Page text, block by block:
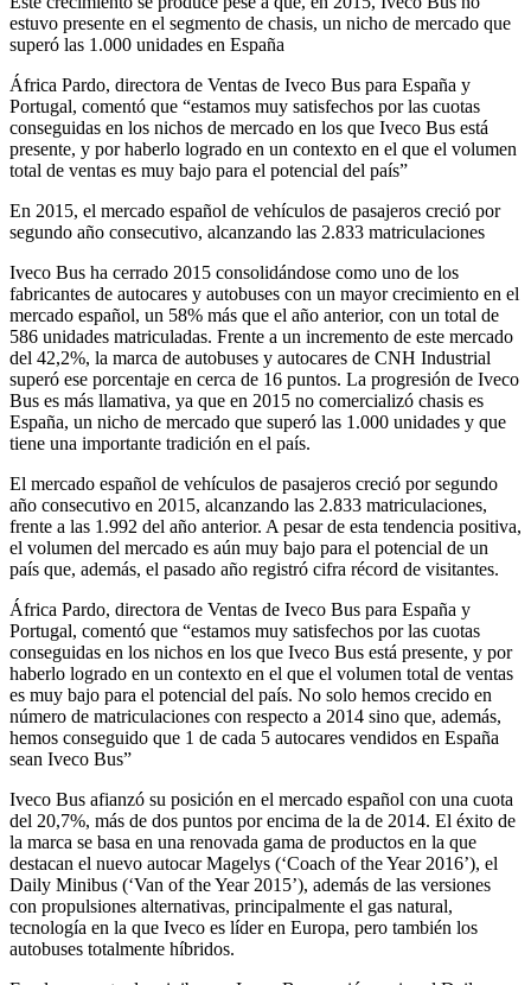
estuvo presente en el segmento de chasis, un nicho de mercado que
superó las 1.000 unidades en España
África Pardo, directora de Ventas de Iveco Bus para España y
Portugal, comentó que “estamos muy satisfechos por las cuotas
conseguidas en los nichos de mercado en los que Iveco Bus está
presente, y por haberlo logrado en un contexto en el que el volumen
total de ventas es muy bajo para el potencial del país”
En 2015, el mercado español de vehículos de pasajeros creció por
segundo año consecutivo, alcanzando las 2.833 matriculaciones
Iveco Bus ha cerrado 2015 consolidándose como uno de los
fabricantes de autocares y autobuses con un mayor crecimiento en el
mercado español, un 58% más que el año anterior, con un total de
586 unidades matriculadas. Frente a un incremento de este mercado
del 42,2%, la marca de autobuses y autocares de CNH Industrial
superó ese porcentaje en cerca de 16 puntos. La progresión de Iveco
Bus es más llamativa, ya que en 2015 no comercializó chasis es
España, un nicho de mercado que superó las 1.000 unidades y que
tiene una importante tradición en el país.
El mercado español de vehículos de pasajeros creció por segundo
año consecutivo en 2015, alcanzando las 2.833 matriculaciones,
frente a las 1.992 del año anterior. A pesar de esta tendencia positiva,
el volumen del mercado es aún muy bajo para el potencial de un
país que, además, el pasado año registró cifra récord de visitantes.
África Pardo, directora de Ventas de Iveco Bus para España y
Portugal, comentó que “estamos muy satisfechos por las cuotas
conseguidas en los nichos en los que Iveco Bus está presente, y por
haberlo logrado en un contexto en el que el volumen total de ventas
es muy bajo para el potencial del país. No solo hemos crecido en
número de matriculaciones con respecto a 2014 sino que, además,
hemos conseguido que 1 de cada 5 autocares vendidos en España
sean Iveco Bus”
Iveco Bus afianzó su posición en el mercado español con una cuota
del 20,7%, más de dos puntos por encima de la de 2014. El éxito de
la marca se basa en una renovada gama de productos en la que
destacan el nuevo autocar Magelys (‘Coach of the Year 2016’), el
Daily Minibus (‘Van of the Year 2015’), además de las versiones
con propulsiones alternativas, principalmente el gas natural,
tecnología en la que Iveco es líder en Europa, pero también los
autobuses totalmente híbridos.